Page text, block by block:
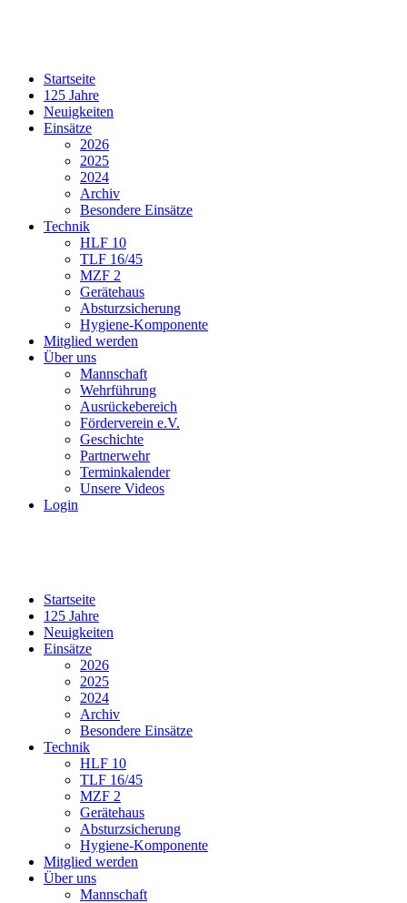
Startseite
125 Jahre
Neuigkeiten
Einsätze
2026
2025
2024
Archiv
Besondere Einsätze
Technik
HLF 10
TLF 16/45
MZF 2
Gerätehaus
Absturzsicherung
Hygiene-Komponente
Mitglied werden
Über uns
Mannschaft
Wehrführung
Ausrückebereich
Förderverein e.V.
Geschichte
Partnerwehr
Terminkalender
Unsere Videos
Login
Startseite
125 Jahre
Neuigkeiten
Einsätze
2026
2025
2024
Archiv
Besondere Einsätze
Technik
HLF 10
TLF 16/45
MZF 2
Gerätehaus
Absturzsicherung
Hygiene-Komponente
Mitglied werden
Über uns
Mannschaft